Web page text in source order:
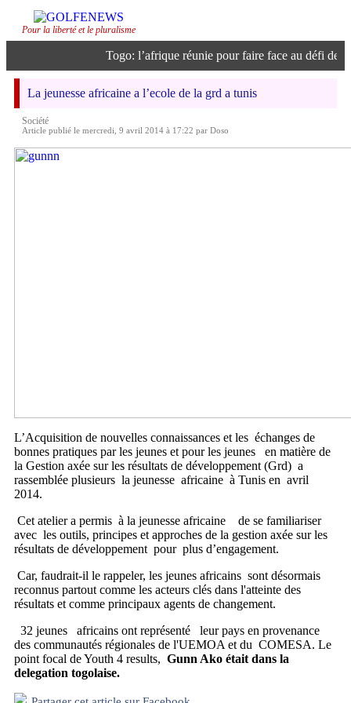
Pour la liberté et le pluralisme
Togo: l’afrique réunie pour faire face au défi de
La jeunesse africaine a l’ecole de la grd a tunis
Société
Article publié le mercredi, 9 avril 2014 à 17:22 par Doso
L’Acquisition de nouvelles connaissances et les échanges de
bonnes pratiques par les jeunes et pour les jeunes en matière de
la Gestion axée sur les résultats de développement (Grd) a
rassemblée plusieurs la jeunesse africaine à Tunis en avril
2014.
Cet atelier a permis à la jeunesse africaine de se familiariser
avec les outils, principes et approches de la gestion axée sur les
résultats de développement pour plus d’engagement.
Car, faudrait-il le rappeler, les jeunes africains sont désormais
reconnus partout comme les acteurs clés dans l'atteinte des
résultats et comme principaux agents de changement.
32 jeunes africains ont représenté leur pays en provenance
des communautés régionales de l'UEMOA et du COMESA. Le
point focal de Youth 4 results, Gunn Ako était dans la
delegation togolaise.